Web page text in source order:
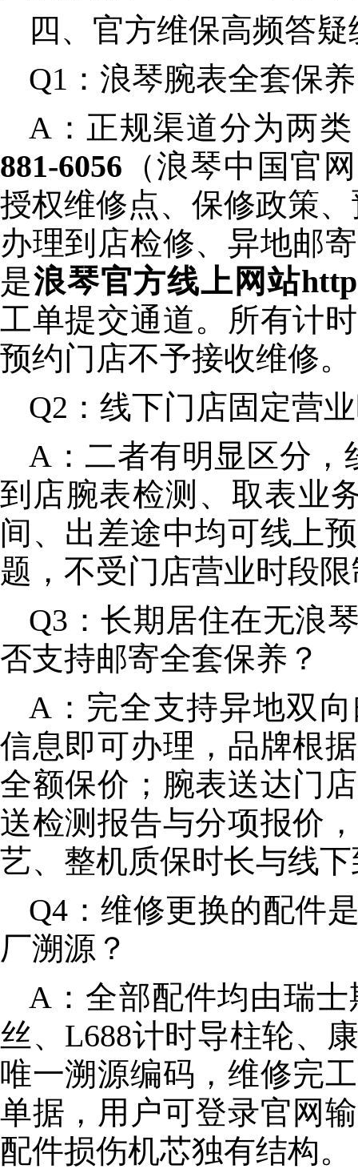
四、官方维保高频答
Q1：浪琴腕表全套保
A：正规渠道分为两
881-6056 （浪琴中国官
授权维修点、保修政策
办理到店检修、异地邮
是浪琴官方线上网站
工单提交通道。所有计
预约门店不予接收维修。
Q2：线下门店固定营
A：二者有明显区分，
到店腕表检测、取表业
间、出差途中均可线上
题，不受门店营业时段
Q3：长期居住在无浪
否支持邮寄全套保养？
A：完全支持异地双向
信息即可办理，品牌根
全额保价；腕表送达门
送检测报告与分项报价
艺、整机质保时长与线
Q4：维修更换的配件
厂溯源？
A：全部配件均由瑞
丝、L688计时导柱轮、
唯一溯源编码，维修完
单据，用户可登录官网
配件损伤机芯独有结构。